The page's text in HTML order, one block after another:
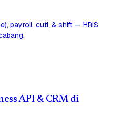
payroll, cuti, & shift — HRIS
API & CRM di